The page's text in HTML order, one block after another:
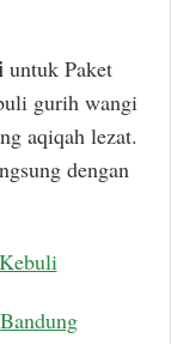
untuk Paket
gurih wangi
aqiqah lezat.
dengan